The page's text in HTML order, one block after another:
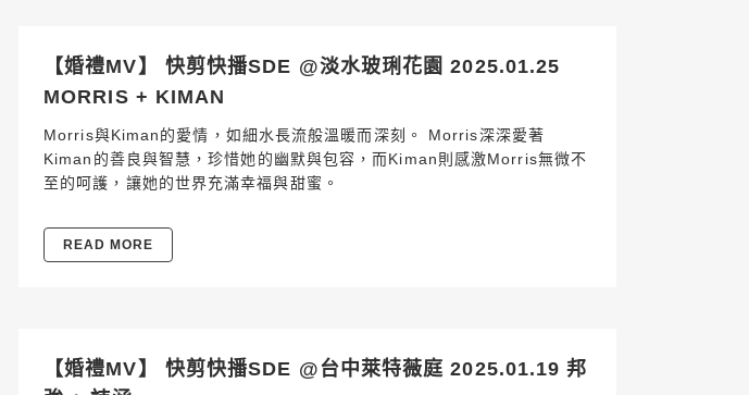
【婚禮MV】 快剪快播SDE @淡水玻琍花園 2025.01.25
MORRIS + KIMAN
Morris與Kiman的愛情，如細水長流般溫暖而深刻。 Morris深深愛著
Kiman的善良與智慧，珍惜她的幽默與包容，而Kiman則感激Morris無微不
至的呵護，讓她的世界充滿幸福與甜蜜。
READ MORE
【婚禮MV】 快剪快播SDE @台中萊特薇庭 2025.01.19 邦